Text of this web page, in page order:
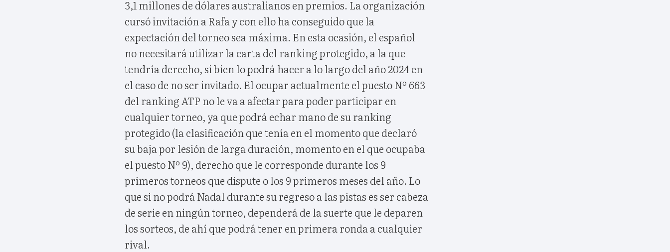
3,1 millones de dólares australianos en premios. La organización
cursó invitación a Rafa y con ello ha conseguido que la
expectación del torneo sea máxima. En esta ocasión, el español
no necesitará utilizar la carta del ranking protegido, a la que
tendría derecho, si bien lo podrá hacer a lo largo del año 2024 en
el caso de no ser invitado. El ocupar actualmente el puesto Nº 663
del ranking ATP no le va a afectar para poder participar en
cualquier torneo, ya que podrá echar mano de su ranking
protegido (la clasificación que tenía en el momento que declaró
su baja por lesión de larga duración, momento en el que ocupaba
el puesto Nº 9), derecho que le corresponde durante los 9
primeros torneos que dispute o los 9 primeros meses del año. Lo
que si no podrá Nadal durante su regreso a las pistas es ser cabeza
de serie en ningún torneo, dependerá de la suerte que le deparen
los sorteos, de ahí que podrá tener en primera ronda a cualquier
rival.